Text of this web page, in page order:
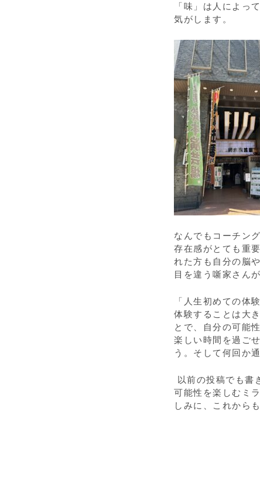
「味」は人によっ
気がします。
なんでもコーチン
存在感がとても重
れた方も自分の脳
目を違う噺家さん
「人生初めての体
体験することは大
とで、自分の可能
楽しい時間を過ご
う。そして何回か
以前の投稿でも書
可能性を楽しむミ
しみに、これから